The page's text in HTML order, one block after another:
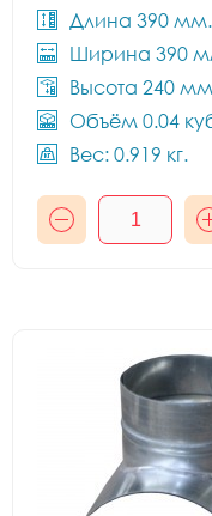
Длина 390 мм.
Ширина 390
Высота 240
Объём 0.04
Вес: 0.919 кг.